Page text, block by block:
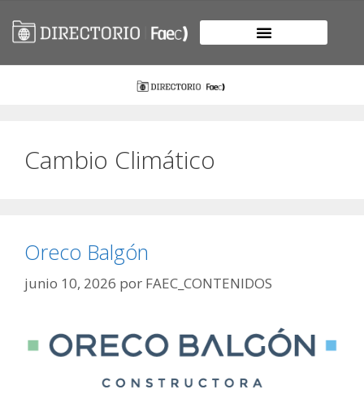
Cambio Climático
Oreco Balgón
junio 10, 2026 por FAEC_CONTENIDOS